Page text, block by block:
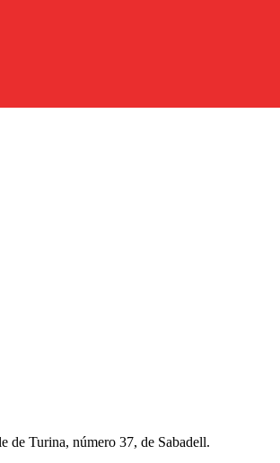
de Turina, número 37, de Sabadell.